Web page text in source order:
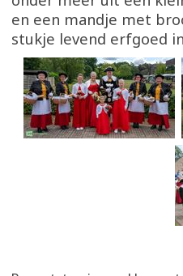
en een mandje met
stukje levend erfgoed